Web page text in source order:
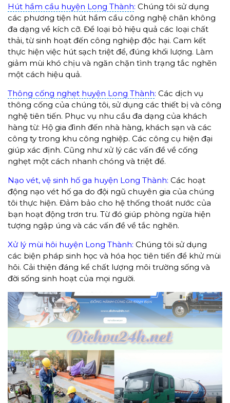
Hút hầm cầu huyện Long Thành: Chúng tôi sử dụng
các phương tiện hút hầm cầu công nghệ chân không
đa dạng về kích cỡ. Để loại bỏ hiệu quả các loại chất
thải, từ sinh hoạt đến công nghiệp độc hại. Cam kết
thực hiện việc hút sạch triệt để, đúng khối lượng. Làm
giảm mùi khó chịu và ngăn chặn tình trạng tắc nghẽn
một cách hiệu quả.
Thông cống nghẹt huyện Long Thành: Các dịch vụ
thông cống của chúng tôi, sử dụng các thiết bị và công
nghệ tiên tiến. Phục vụ nhu cầu đa dạng của khách
hàng từ: Hộ gia đình đến nhà hàng, khách sạn và các
công ty trong khu công nghiệp. Các công cụ hiện đại
giúp xác định. Cũng như xử lý các vấn đề về cống
nghẹt một cách nhanh chóng và triệt để.
Nạo vét, vệ sinh hố ga huyện Long Thành: Các hoạt
động nạo vét hố ga do đội ngũ chuyên gia của chúng
tôi thực hiện. Đảm bảo cho hệ thống thoát nước của
bạn hoạt động trơn tru. Từ đó giúp phòng ngừa hiện
tượng ngập úng và các vấn đề về tắc nghẽn.
Xử lý mùi hôi huyện Long Thành: Chúng tôi sử dụng
các biện pháp sinh học và hóa học tiên tiến để khử mùi
hôi. Cải thiện đáng kể chất lượng môi trường sống và
đời sống sinh hoạt của mọi người.